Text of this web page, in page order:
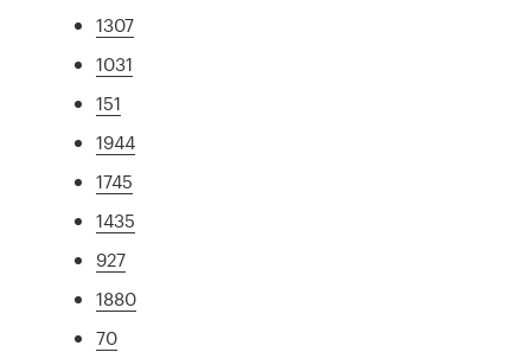
1307
1031
151
1944
1745
1435
927
1880
70